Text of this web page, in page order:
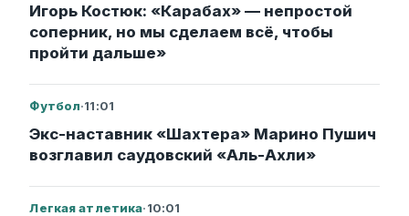
Игорь Костюк: «Карабах» — непростой
соперник, но мы сделаем всё, чтобы
пройти дальше»
Футбол·11:01
Экс-наставник «Шахтера» Марино Пушич
возглавил саудовский «Аль-Ахли»
Легкая атлетика·10:01